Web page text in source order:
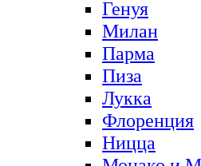
Генуя
Милан
Парма
Пиза
Лукка
Флоренция
Ницца